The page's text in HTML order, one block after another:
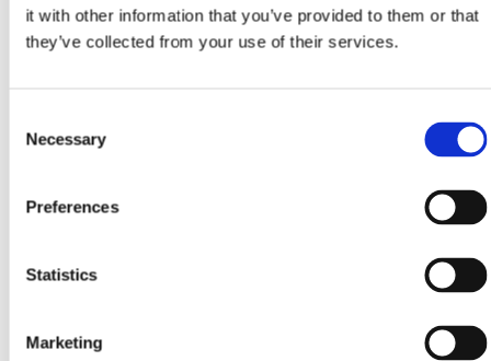
it with other information that you’ve provided to them or that
they’ve collected from your use of their services.
Selection
Necessary
Preferences
Statistics
Marketing
CANCELACIÓN DE LA MUSSARA 24H
PROYECTO ENDURANCE